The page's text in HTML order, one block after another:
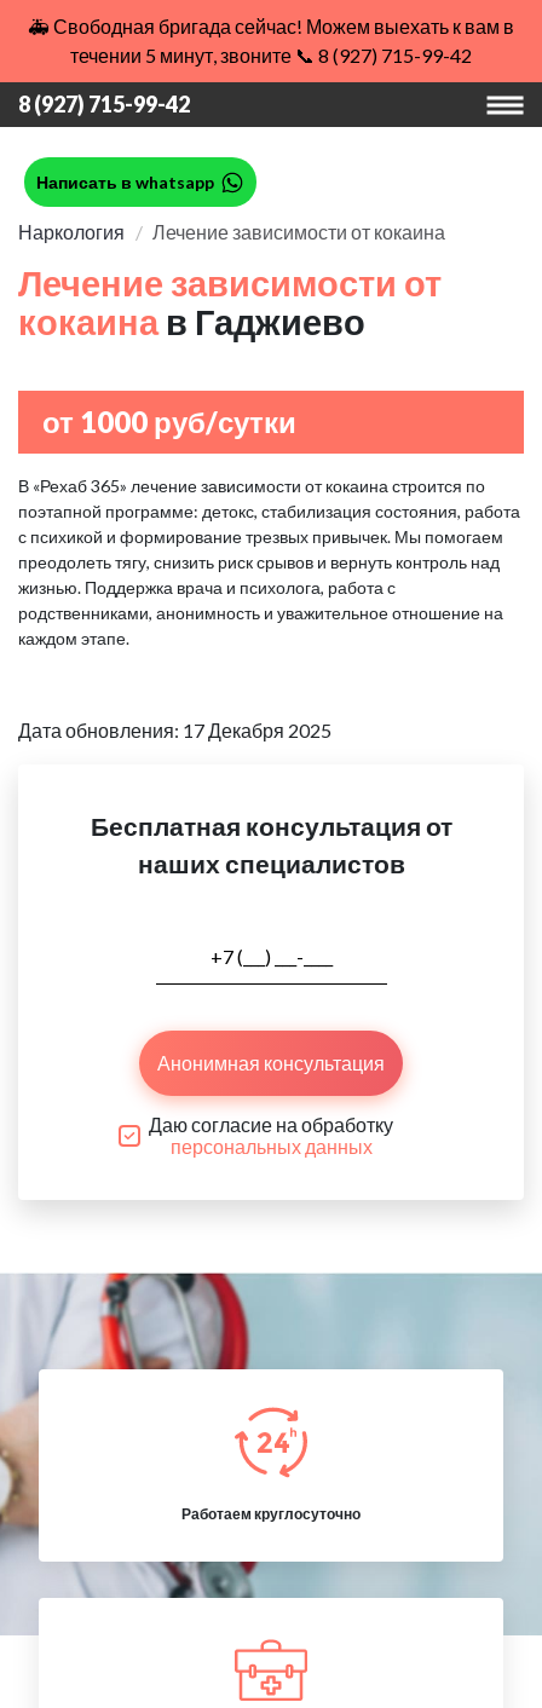
🚑 Свободная бригада сейчас! Можем выехать к вам в
течении 5 минут, звоните 📞 8 (927) 715-99-42
8 (927) 715-99-42
Написать в whatsapp
Наркология Лечение зависимости от кокаина
Лечение зависимости от
кокаина в Гаджиево
от 1000 руб/сутки
В «Рехаб 365» лечение зависимости от кокаина строится по
поэтапной программе: детокс, стабилизация состояния, работа
с психикой и формирование трезвых привычек. Мы помогаем
преодолеть тягу, снизить риск срывов и вернуть контроль над
жизнью. Поддержка врача и психолога, работа с
родственниками, анонимность и уважительное отношение на
каждом этапе.
Дата обновления: 17 Декабря 2025
Бесплатная консультация от
наших специалистов
Анонимная консультация
Даю согласие на обработку
персональных данных
Работаем круглосуточно